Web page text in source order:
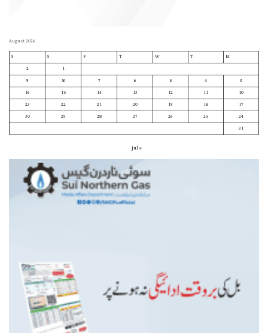
August 2026
M
T
W
T
F
S
S
1
2
3
4
5
6
7
8
9
10
11
12
13
14
15
16
17
18
19
20
21
22
23
24
25
26
27
28
29
30
31
« Jul